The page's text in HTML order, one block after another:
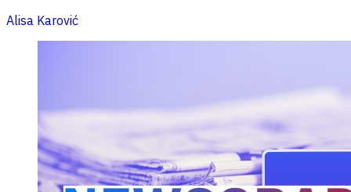
Alisa Karović